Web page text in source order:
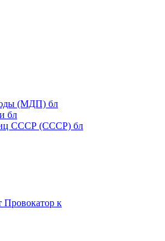
(МДП) бл
бл
СССР (СССР) бл
Провокатор к